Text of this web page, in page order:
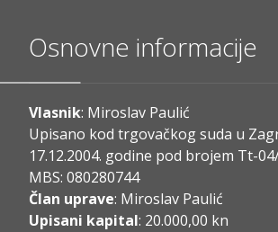
Osnovne informacije
Vlasnik: Miroslav Paulić
Upisano kod trgovačkog suda u
17.12.2004. godine pod brojem Tt-
MBS: 080280744
Član uprave: Miroslav Paulić
Upisani kapital: 20.000,00 kn